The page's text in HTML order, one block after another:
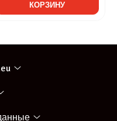
КОРЗИНУ